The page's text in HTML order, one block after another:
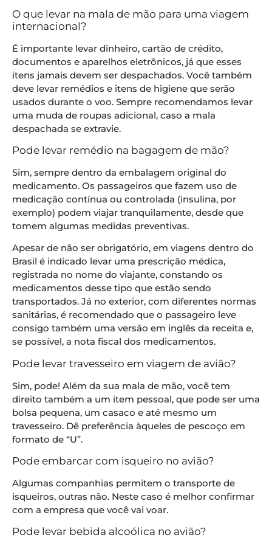
O que levar na mala de mão para uma viagem
internacional?
É importante levar dinheiro, cartão de crédito,
documentos e aparelhos eletrônicos, já que esses
itens jamais devem ser despachados. Você também
deve levar remédios e itens de higiene que serão
usados durante o voo. Sempre recomendamos levar
uma muda de roupas adicional, caso a mala
despachada se extravie.
Pode levar remédio na bagagem de mão?
Sim, sempre dentro da embalagem original do
medicamento. Os passageiros que fazem uso de
medicação contínua ou controlada (insulina, por
exemplo) podem viajar tranquilamente, desde que
tomem algumas medidas preventivas.
Apesar de não ser obrigatório, em viagens dentro do
Brasil é indicado levar uma prescrição médica,
registrada no nome do viajante, constando os
medicamentos desse tipo que estão sendo
transportados. Já no exterior, com diferentes normas
sanitárias, é recomendado que o passageiro leve
consigo também uma versão em inglês da receita e,
se possível, a nota fiscal dos medicamentos.
Pode levar travesseiro em viagem de avião?
Sim, pode! Além da sua mala de mão, você tem
direito também a um item pessoal, que pode ser uma
bolsa pequena, um casaco e até mesmo um
travesseiro. Dê preferência àqueles de pescoço em
formato de “U”.
Pode embarcar com isqueiro no avião?
Algumas companhias permitem o transporte de
isqueiros, outras não. Neste caso é melhor confirmar
com a empresa que você vai voar.
Pode levar bebida alcoólica no avião?